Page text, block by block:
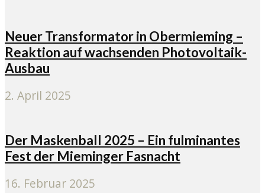
Neuer Transformator in Obermieming –
Reaktion auf wachsenden Photovoltaik-
Ausbau
2. April 2025
Der Maskenball 2025 – Ein fulminantes
Fest der Mieminger Fasnacht
16. Februar 2025